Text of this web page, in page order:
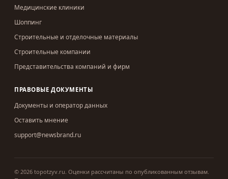
Медицинские клиники
Шоппинг
Строительные и отделочные материалы
Строительные компании
Представительства компаний и фирм
ПРАВОВЫЕ ДОКУМЕНТЫ
Документы и оператор данных
Оставить мнение
support@newsbrand.ru
© 2026 topotzyv.ru. Оценки рассчитаны по опубликованным отзывам.